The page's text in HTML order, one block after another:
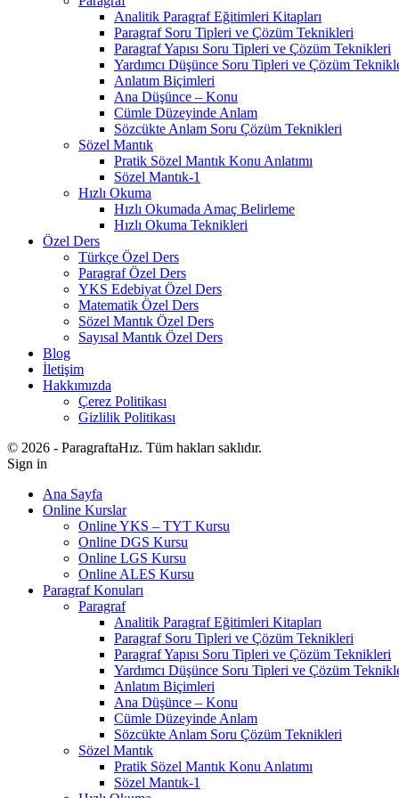
Analitik Paragraf Eğitimleri Kitapları
Paragraf Soru Tipleri ve Çözüm Teknikleri
Paragraf Yapısı Soru Tipleri ve Çözüm Teknikleri
Yardımcı Düşünce Soru Tipleri ve Çözüm
Anlatım Biçimleri
Ana Düşünce – Konu
Cümle Düzeyinde Anlam
Sözcükte Anlam Soru Çözüm Teknikleri
Sözel Mantık
Pratik Sözel Mantık Konu Anlatımı
Sözel Mantık-1
Hızlı Okuma
Hızlı Okumada Amaç Belirleme
Hızlı Okuma Teknikleri
Özel Ders
Türkçe Özel Ders
Paragraf Özel Ders
YKS Edebiyat Özel Ders
Matematik Özel Ders
Sözel Mantık Özel Ders
Sayısal Mantık Özel Ders
Blog
İletişim
Hakkımızda
Çerez Politikası
Gizlilik Politikası
© 2026 - ParagraftaHız. Tüm hakları saklıdır.
Sign in
Ana Sayfa
Online Kurslar
Online YKS – TYT Kursu
Online DGS Kursu
Online LGS Kursu
Online ALES Kursu
Paragraf Konuları
Paragraf
Analitik Paragraf Eğitimleri Kitapları
Paragraf Soru Tipleri ve Çözüm Teknikleri
Paragraf Yapısı Soru Tipleri ve Çözüm Teknikleri
Yardımcı Düşünce Soru Tipleri ve Çözüm
Anlatım Biçimleri
Ana Düşünce – Konu
Cümle Düzeyinde Anlam
Sözcükte Anlam Soru Çözüm Teknikleri
Sözel Mantık
Pratik Sözel Mantık Konu Anlatımı
Sözel Mantık-1